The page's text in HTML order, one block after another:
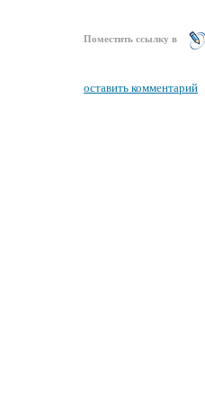
Поместить ссылку в
оставить комментарий